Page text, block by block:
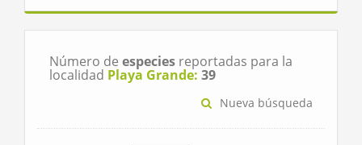
Número de especies reportadas para la
localidad Playa Grande: 39
Nueva búsqueda